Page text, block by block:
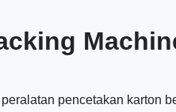
pencetakan karton